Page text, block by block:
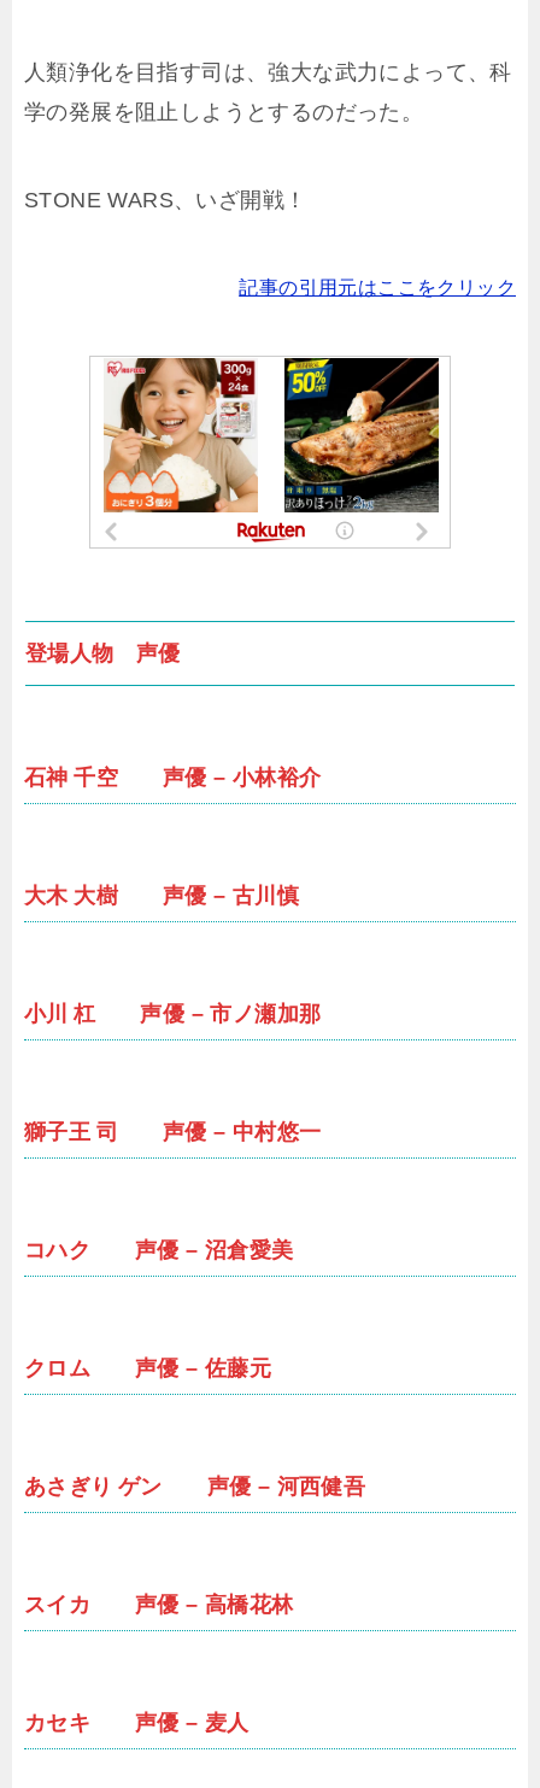
人類浄化を目指す司は、強大な武力によって、科
学の発展を阻止しようとするのだった。
STONE WARS、いざ開戦！
記事の引用元はここをクリック
登場人物 声優
石神 千空 声優 – 小林裕介
大木 大樹 声優 – 古川慎
小川 杠 声優 – 市ノ瀬加那
獅子王 司 声優 – 中村悠一
コハク 声優 – 沼倉愛美
クロム 声優 – 佐藤元
あさぎり ゲン 声優 – 河西健吾
スイカ 声優 – 高橋花林
カセキ 声優 – 麦人